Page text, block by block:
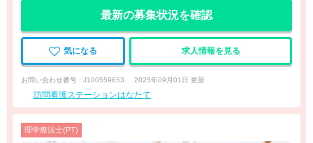
最新の募集状況を確認
気になる 求人情報を見る
お問い合わせ番号 : J100559653 2025年09月01日 更新
訪問看護ステーションはなたて
理学療法士(PT)